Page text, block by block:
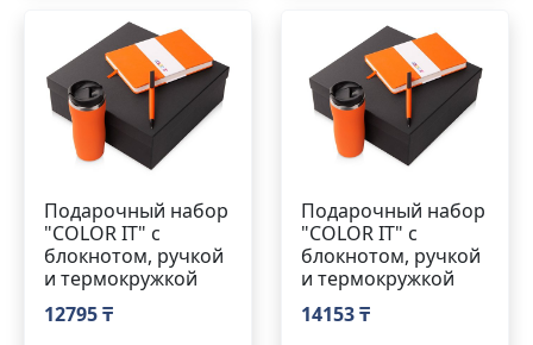
Подарочный набор
"COLOR IT" c
блокнотом, ручкой
и термокружкой
12795 ₸
Подарочный набор
"COLOR IT" c
блокнотом, ручкой
и термокружкой
14153 ₸